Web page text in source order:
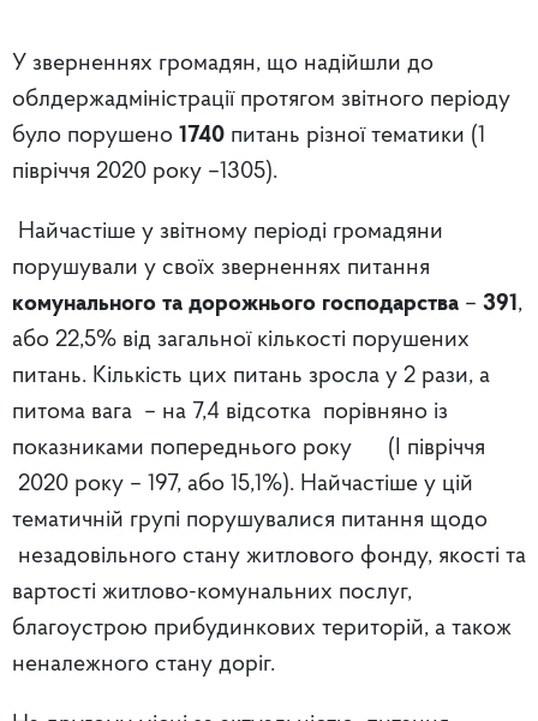
У зверненнях громадян, що надійшли до
облдержадміністрації протягом звітного періоду
було порушено 1740 питань різної тематики (1
півріччя 2020 року –1305).
Найчастіше у звітному періоді громадяни
порушували у своїх зверненнях питання
комунального та дорожнього господарства – 391,
або 22,5% від загальної кількості порушених
питань. Кількість цих питань зросла у 2 рази, а
питома вага – на 7,4 відсотка порівняно із
показниками попереднього року (І півріччя
2020 року – 197, або 15,1%). Найчастіше у цій
тематичній групі порушувалися питання щодо
незадовільного стану житлового фонду, якості та
вартості житлово-комунальних послуг,
благоустрою прибудинкових територій, а також
неналежного стану доріг.